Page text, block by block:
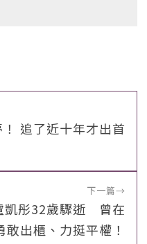
追了近十年才出首
下一篇→
凱彤32歲驟逝 曾在
敢出櫃、力挺平權！